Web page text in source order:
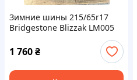
Зимние шины 215/65r17
Bridgestone Blizzak LM005
1 760₴